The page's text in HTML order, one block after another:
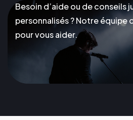
Besoin d’aide ou de conseils
personnalisés ? Notre équipe
pour vous aider.